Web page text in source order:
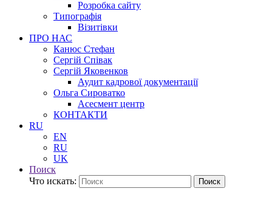
Розробка сайту
Типографія
Візитівки
ПРО НАС
Канюс Стефан
Сергій Співак
Сергій Яковенков
Аудит кадрової документації
Ольга Сироватко
Асесмент центр
КОНТАКТИ
RU
EN
RU
UK
Поиск
Что искать:
Поиск